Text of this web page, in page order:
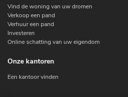
Vind de woning van uw dromen
Verkoop een pand
Verhuur een pand
Investeren
Online schatting van uw eigendom
Onze kantoren
Een kantoor vinden